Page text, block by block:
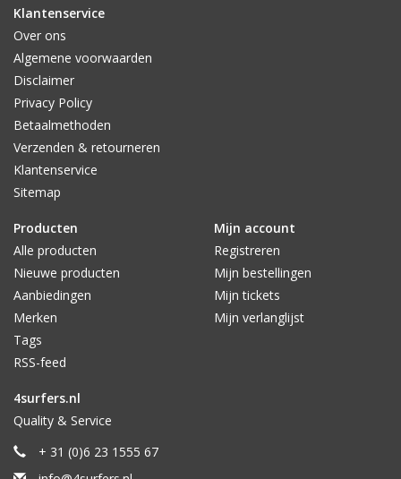
Klantenservice
Over ons
Algemene voorwaarden
Disclaimer
Privacy Policy
Betaalmethoden
Verzenden & retourneren
Klantenservice
Sitemap
Producten
Alle producten
Nieuwe producten
Aanbiedingen
Merken
Tags
RSS-feed
Mijn account
Registreren
Mijn bestellingen
Mijn tickets
Mijn verlanglijst
4surfers.nl
Quality & Service
+ 31 (0)6 23 1555 67